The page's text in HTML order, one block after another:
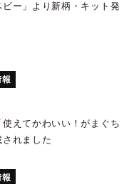
ビー」より新柄・キット発
えてかわいい！がまぐち
れました